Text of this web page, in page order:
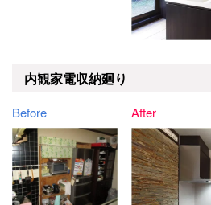
内観家電収納廻り
Before After